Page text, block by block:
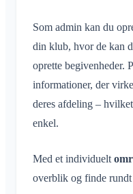
Personlig kalender
Læsekvittering
Slet besked
Hvad er en
Opret område
Deltag i område
Forlad område
Administration
Som admin kan du
din klub, hvor de kan
oprette begivenheder.
informationer, der
deres afdeling –
enkel.
Med et individuelt
overblik og finde rundt